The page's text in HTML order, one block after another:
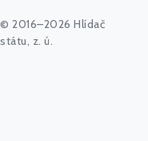
© 2016–2026 Hlídač
státu, z. ú.